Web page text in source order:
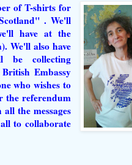
of T-shirts for
. We'll
have at the
We'll also have
be collecting
Embassy
who wishes to
the referendum
the messages
to collaborate